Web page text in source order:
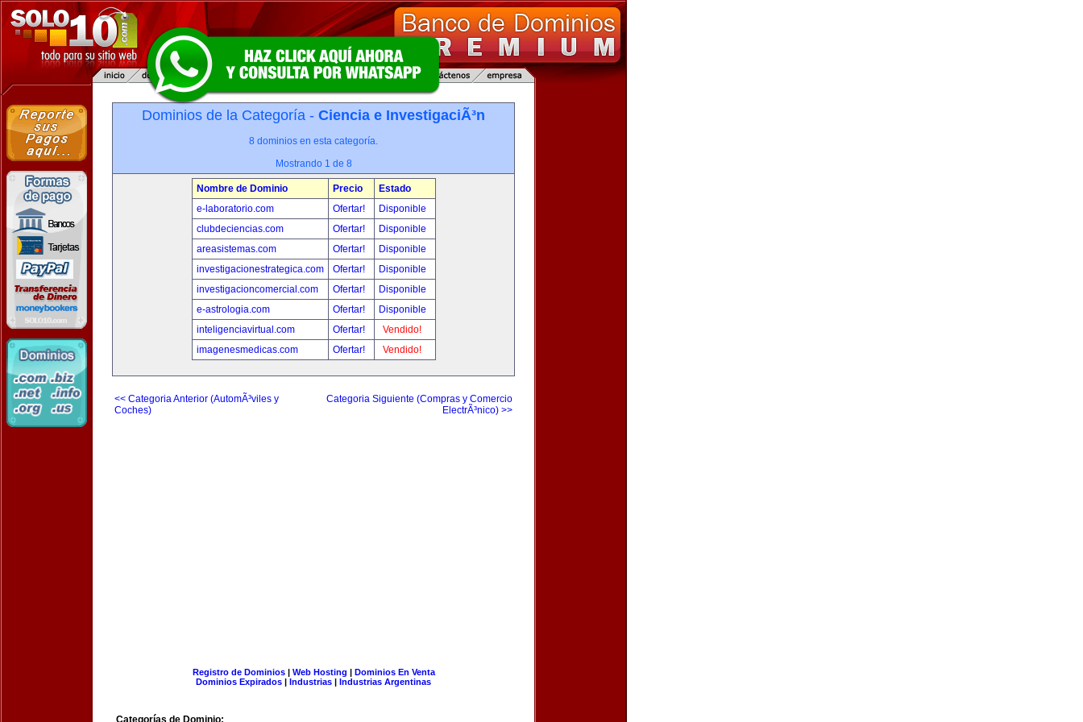
Dominios de la Categoría - Ciencia e InvestigaciÃ³n
8 dominios en esta categoría.
Mostrando 1 de 8
Nombre de Dominio Precio
Estado
e-laboratorio.com
Ofertar!
Disponible
clubdeciencias.com
Ofertar!
Disponible
areasistemas.com
Ofertar!
Disponible
investigacionestrategica.com
Ofertar!
Disponible
investigacioncomercial.com
Ofertar!
Disponible
e-astrologia.com
Ofertar!
Disponible
inteligenciavirtual.com
Ofertar!
Vendido!
imagenesmedicas.com
Ofertar! Vendido!
<< Categoria Anterior (AutomÃ³viles y
Coches)
Categoria Siguiente (Compras y Comercio
ElectrÃ³nico) >>
Registro de Dominios| Web Hosting | Dominios En Venta
Dominios Expirados | Industrias | Industrias Argentinas
Categorías de Dominio: